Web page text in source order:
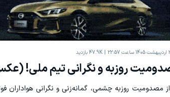
22:57
47.9K بازدید
روزبه و نگرانی تیم ملی!
مصدومیت روزبه چشمی، گمانه‌زنی و نگرانی هواداران